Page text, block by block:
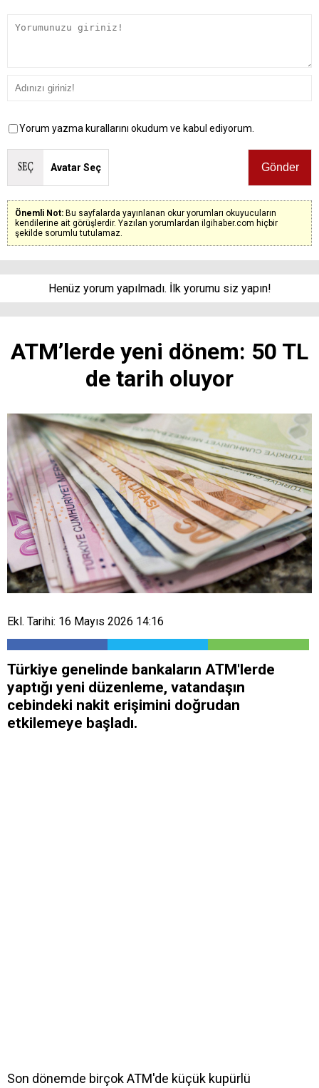
Yorum yazma kurallarını okudum ve kabul ediyorum.
Avatar Seç
Önemli Not: Bu sayfalarda yayınlanan okur yorumları okuyucuların
kendilerine ait görüşlerdir. Yazılan yorumlardan ilgihaber.com hiçbir
şekilde sorumlu tutulamaz.
Henüz yorum yapılmadı. İlk yorumu siz yapın!
ATM’lerde yeni dönem: 50 TL
de tarih oluyor
Ekl. Tarihi: 16 Mayıs 2026 14:16
Türkiye genelinde bankaların ATM'lerde
yaptığı yeni düzenleme, vatandaşın
cebindeki nakit erişimini doğrudan
etkilemeye başladı.
Son dönemde birçok ATM'de küçük kupürlü